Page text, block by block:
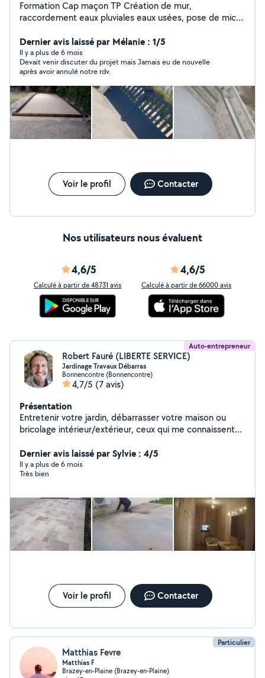
Formation Cap maçon TP Création de mur,
raccordement eaux pluviales eaux usées, pose de micro
pavé..), dalles, terrasses.... 14 ans d'expérience
professionnelle.
Dernier avis laissé par Mélanie : 1/5
Il y a plus de 6 mois
Devait venir discuter du projet mais Jamais eu de nouvelle
après avoir annulé notre rdv.
Voir le profil Contacter
Nos utilisateurs nous évaluent
4,6/5
Calculé à partir de 48731 avis
4,6/5
Calculé à partir de 66000 avis
Auto-entrepreneur
Robert Fauré (LIBERTE SERVICE)
Jardinage Travaux Débarras
Bonnencontre (Bonnencontre)
4,7/5 (7 avis)
Présentation
Entretenir votre jardin, débarrasser votre maison ou
bricolage intérieur/extérieur, ceux qui me connaissent
solution.
Dernier avis laissé par Sylvie : 4/5
Il y a plus de 6 mois
Très bien
Voir le profil Contacter
Particulier
Matthias Fevre
Matthias F
Brazey-en-Plaine (Brazey-en-Plaine)